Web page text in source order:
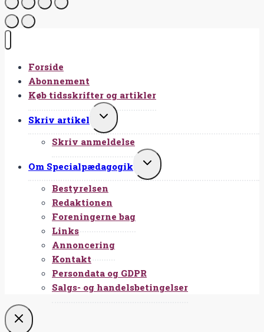
Forside
Abonnement
Køb tidsskrifter og artikler
Skriv artikel
SKIFT
UNDERMENU
Skriv anmeldelse
Om Specialpædagogik
SKIFT
UNDERMENU
Bestyrelsen
Redaktionen
Foreningerne bag
Links
Annoncering
Kontakt
Persondata og GDPR
Salgs- og handelsbetingelser